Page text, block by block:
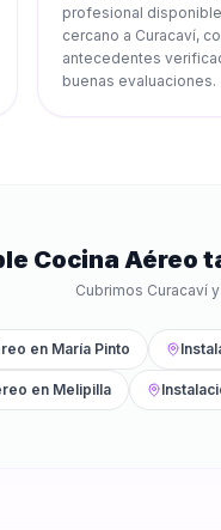
profesional
cercano a Curacaví,
antecedentes
buenas evaluaciones.
Cocina Aéreo
Cubrimos Curacavíy
en María Pinto
en Melipilla